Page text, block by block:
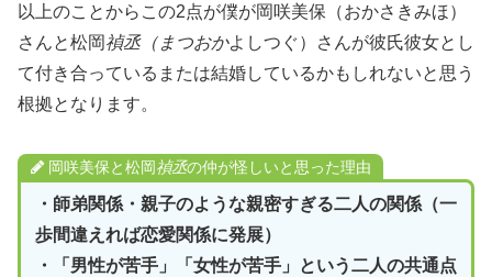
以上のことからこの2点が僕が岡咲美保（おかさきみほ）
さんと松岡禎丞（まつおかよしつぐ）さんが彼氏彼女とし
て付き合っているまたは結婚しているかもしれないと思う
根拠となります。
岡咲美保と松岡禎丞の仲が怪しいと思った理由
・師弟関係・親子のような親密すぎる二人の関係（一
歩間違えれば恋愛関係に発展）
・「男性が苦手」「女性が苦手」という二人の共通点